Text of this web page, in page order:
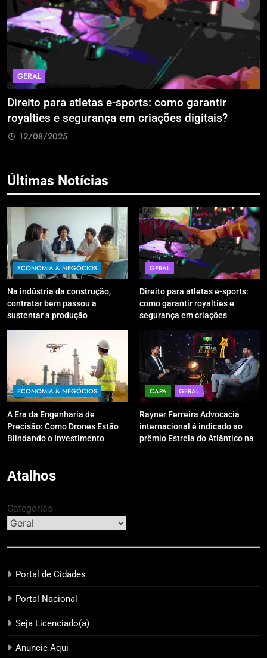
para atletas e-sports: como garantir
e segurança em criações digitais?
2025
A Era
Estão
Últimas Notícias
ECONOMIA & NEGÓCIOS
Na indústria da construção,
contratar bem passou a
sustentar a produção
GERAL
Direito para atletas e-sports:
como garantir royalties e
segurança em criações
ECONOMIA & NEGÓCIOS
A Era da Engenharia de
Precisão: Como Drones Estão
Blindando o Investimento
CAPA GERAL
Rayner Ferreira Advocacia
internacional é indicado ao
prêmio Estrela do Atlântico na
Atalhos
Categorias
Portal de Cidades
Portal Nacional
Seja Licenciado(a)
Anuncie Aqui